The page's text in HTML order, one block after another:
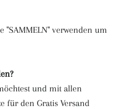
"SAMMELN" verwenden um
und mit allen
für den Gratis Versand